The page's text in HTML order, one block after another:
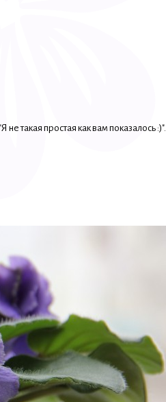
такая простая как вам показалось :)".